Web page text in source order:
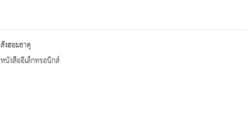
สังฮอมธาตุ
หนังสืออิเล็กทรอนิกส์